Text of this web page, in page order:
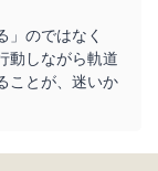
」のではなく
動しながら軌道
ことが、迷いか